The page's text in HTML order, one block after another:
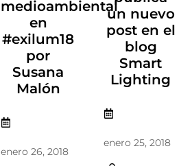
medioambiental
en
#exilum18
por
Susana
Malón
enero 26, 2018
un nuevo
post en el
blog
Smart
Lighting
enero 25, 2018